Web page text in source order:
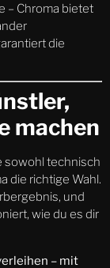
– Chroma bietet
die
machen
sowohl technisch
die richtige Wahl.
und
wie du es dir
– mit